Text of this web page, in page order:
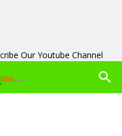
Our Youtube Channel